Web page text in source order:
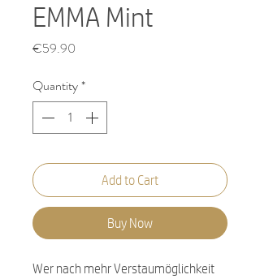
EMMA Mint
€59.90
Quantity*
Add to Cart
Buy Now
Wer nach mehr Verstaumöglichkeit